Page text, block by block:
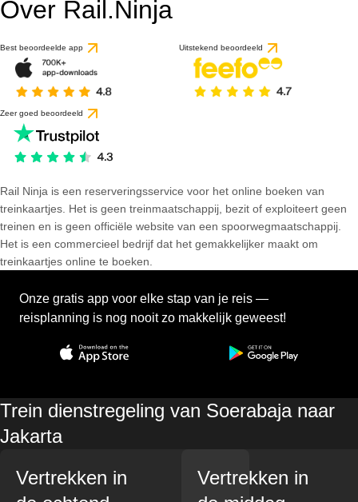
Over Rail.Ninja
Best beoordeelde app Uitstekend beoordeeld
Zeer goed beoordeeld
Rail Ninja is een reserveringsservice voor het online boeken van
treinkaartjes. Het is geen treinmaatschappij, bezit of exploiteert geen
treinen en is geen officiële website van een spoorwegmaatschappij.
Het is een commercieel bedrijf dat het gemakkelijker maakt om
treinkaartjes online te boeken.
Onze gratis app voor elke stap van je reis —
reisplanning is nog nooit zo makkelijk geweest!
Trein dienstregeling van Soerabaja naar
Jakarta
Vertrekken in
Vertrekken in